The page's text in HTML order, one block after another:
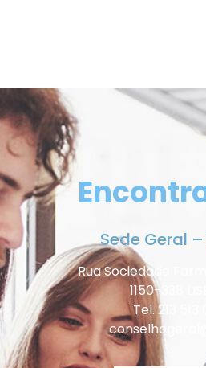
Sede Geral
Rua Sociedade
1150-338
Tel. 213 513